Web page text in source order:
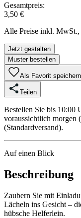
Gesamtpreis:
3,50 €
Alle Preise inkl. MwSt.,
Jetzt gestalten
Muster bestellen
Als Favorit speichern
Teilen
Bestellen Sie bis 10:00
voraussichtlich morgen
(Standardversand).
Auf einen Blick
Beschreibung
Zaubern Sie mit
Lächeln ins Gesicht –
hübsche Helferlein.